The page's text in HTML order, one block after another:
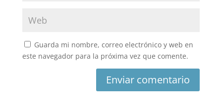
Guarda mi nombre, correo electrónico y web en
este navegador para la próxima vez que comente.